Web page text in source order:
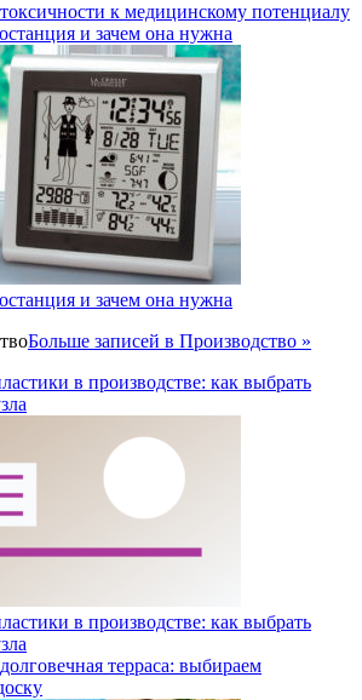
к медицинскому потенциалу
и зачем она нужна
и зачем она нужна
Больше записей в Производство »
в производстве: как выбрать
в производстве: как выбрать
терраса: выбираем